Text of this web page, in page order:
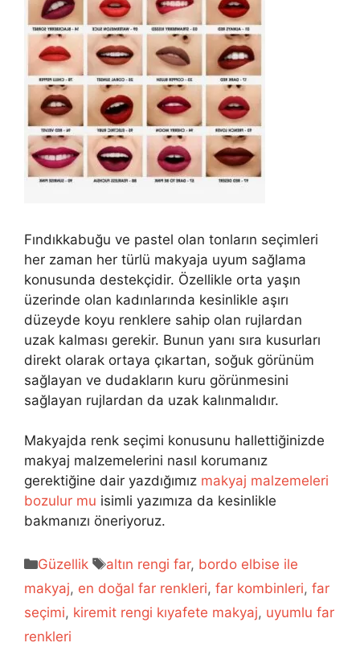
Fındıkkabuğu ve pastel olan tonların seçimleri
her zaman her türlü makyaja uyum sağlama
konusunda destekçidir. Özellikle orta yaşın
üzerinde olan kadınlarında kesinlikle aşırı
düzeyde koyu renklere sahip olan rujlardan
uzak kalması gerekir. Bunun yanı sıra kusurları
direkt olarak ortaya çıkartan, soğuk görünüm
sağlayan ve dudakların kuru görünmesini
sağlayan rujlardan da uzak kalınmalıdır.
Makyajda renk seçimi konusunu hallettiğinizde
makyaj malzemelerini nasıl korumanız
gerektiğine dair yazdığımız makyaj malzemeleri
bozulur mu isimli yazımıza da kesinlikle
bakmanızı öneriyoruz.
Kategoriler
Güzellik Etiketler
altın rengi far, bordo elbise ile
makyaj, en doğal far renkleri, far kombinleri, far
seçimi, kiremit rengi kıyafete makyaj, uyumlu far
renkleri